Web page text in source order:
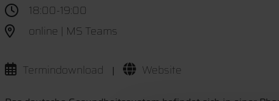
18:00-19:00
online | MS Teams
Termindownload | Website